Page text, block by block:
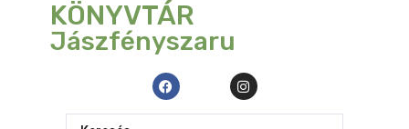
KÖNYVTÁR
Jászfényszaru